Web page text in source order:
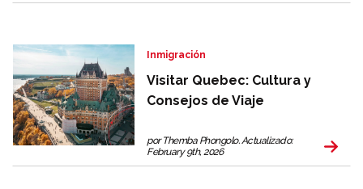
Inmigración
Visitar Quebec: Cultura y
Consejos de Viaje
por Themba Phongolo. Actualizado:
February 9th, 2026